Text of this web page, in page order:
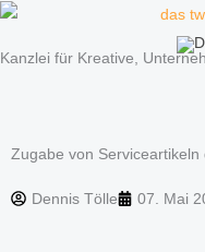
Zum
springen
Kanzlei für Kreative,
Zugabe von
Dennis Tölle 07. Mai